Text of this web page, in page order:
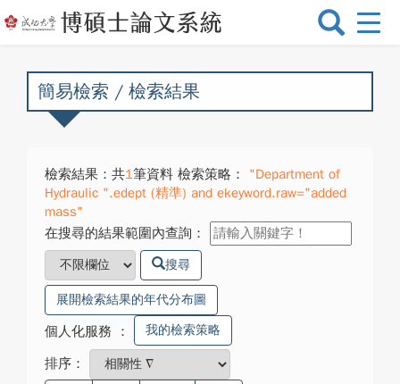
選
換
簡易檢索 / 檢索結果
檢索結果：共1筆資料 檢索策略：
"Department of
Hydraulic ".edept (精準) and ekeyword.raw="added
mass"
在搜尋的結果範圍內查詢：
搜尋
展開檢索結果的年代分布圖
個人化服務 ： 我的檢索策略
排序：